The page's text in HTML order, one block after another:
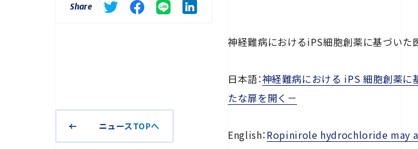
Share
ニュースTOPへ
神経難病におけるiPS細胞創薬に基づいた
日本語：神経難病における iPS 細胞創薬に
たな扉を開く－
English：Ropinirole hydrochloride may